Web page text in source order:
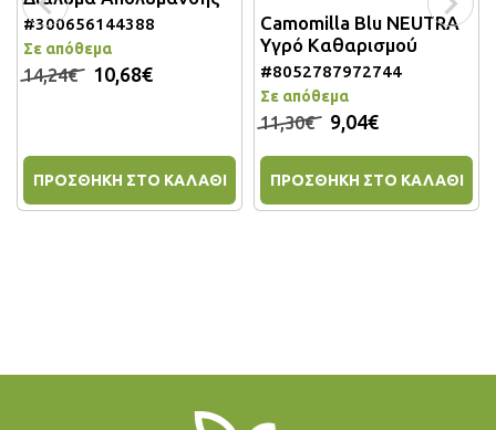
Πολλαπλών Χρήσεων
για Φακούς Επαφής
355ml.
#300656144388
Σε απόθεμα
14,24€ 10,68€
ΠΡΟΣΘΗΚΗ ΣΤΟ ΚΑΛΑΘΙ
Camomilla Blu NEUTRA
Υγρό Καθαρισμού
ευαίσθητης περιοχής
pH 5.5
#8052787972744
Σε απόθεμα
11,30€ 9,04€
ΠΡΟΣΘΗΚΗ ΣΤΟ ΚΑΛΑΘΙ